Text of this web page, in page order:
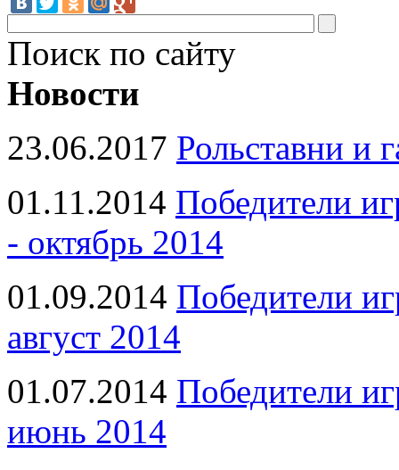
Поиск по сайту
Новости
23.06.2017 Рольставни и
01.11.2014 Победители
- октябрь 2014
01.09.2014 Победители
август 2014
01.07.2014 Победители
июнь 2014